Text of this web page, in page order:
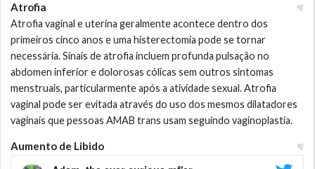
Atrofia
Atrofia vaginal e uterina geralmente acontece dentro dos
primeiros cinco anos e uma histerectomia pode se tornar
necessária. Sinais de atrofia incluem profunda pulsação no
abdomen inferior e dolorosas cólicas sem outros sintomas
menstruais, particularmente após a atividade sexual. Atrofia
vaginal pode ser evitada através do uso dos mesmos dilatadores
vaginais que pessoas AMAB trans usam seguindo vaginoplastia.
Aumento de Libido